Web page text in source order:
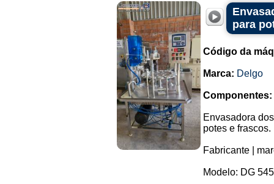
para
Código da
Marca: Delgo
Componentes:
Envasadora
potes e frascos.
Fabricante |
Modelo: DG